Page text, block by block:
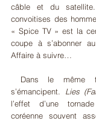
câble et du
convoitises des
« Spice TV » est la
coupe à s’abonner
Affaire à suivre…
s’émancipent. Lies
l’effet d’une
coréenne souvent